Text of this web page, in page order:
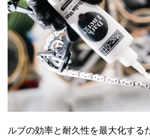
ルブの効率と耐久性を最大化する